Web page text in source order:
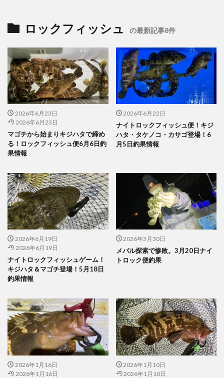
ロックフィッシュ の最新記事8件
2026年6月23日
2026年6月23日
マゴチから始まりキジハタで締め
る！ロックフィッシュ便6月6日釣
果情報
2026年6月22日
ナイトロックフィッシュ便！キジ
ハタ・タケノコ・カサゴ登場！6
月5日釣果情報
2026年6月19日
2026年6月19日
ナイトロックフィッシュゲーム！
キジハタ＆マゴチ登場！5月18日
釣果情報
2026年3月30日
メバル探索で惨敗。3月20日ナイ
トロック便釣果
2026年1月16日
2026年1月16日
2026年1月10日
2026年1月10日